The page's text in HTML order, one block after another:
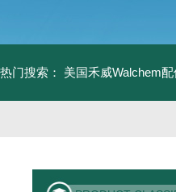
热门搜索： 美国禾威Walchem